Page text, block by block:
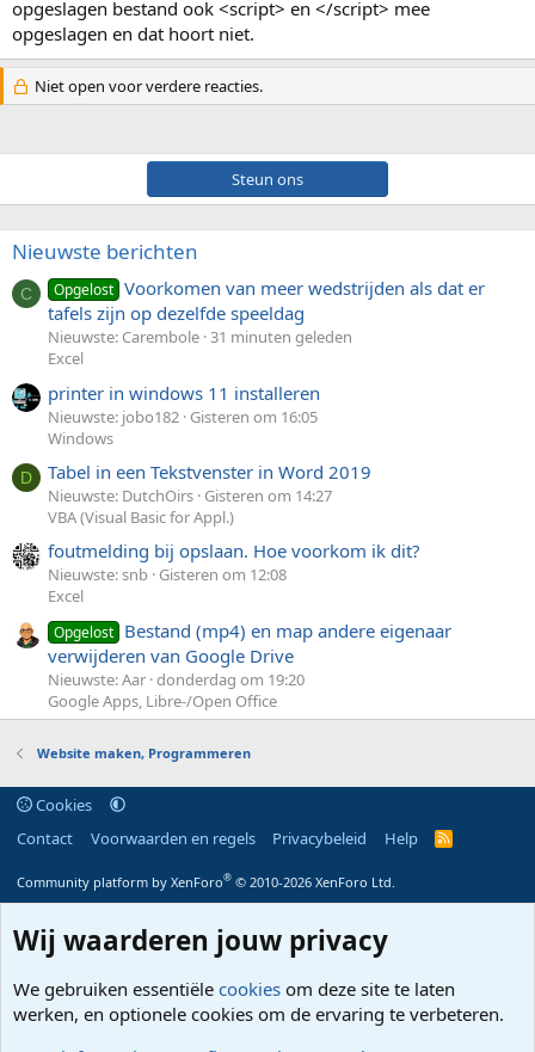
opgeslagen bestand ook <script> en </script> mee
opgeslagen en dat hoort niet.
Niet open voor verdere reacties.
Steun ons
Nieuwste berichten
C Opgelost Voorkomen van meer wedstrijden als dat er
tafels zijn op dezelfde speeldag
Nieuwste: Carembole 31 minuten geleden
Excel
printer in windows 11 installeren
Nieuwste: jobo182 Gisteren om 16:05
Windows
D Tabel in een Tekstvenster in Word 2019
Nieuwste: DutchOirs Gisteren om 14:27
VBA (Visual Basic for Appl.)
foutmelding bij opslaan. Hoe voorkom ik dit?
Nieuwste: snb Gisteren om 12:08
Excel
Opgelost Bestand (mp4) en map andere eigenaar
verwijderen van Google Drive
Nieuwste: Aar donderdag om 19:20
Google Apps, Libre-/Open Office
Website maken, Programmeren
Cookies
Contact
Voorwaarden en regels Privacybeleid Help
R
S
Community platform by XenForo® © 2010-2026 XenForo Ltd.
Wij waarderen jouw privacy
We gebruiken essentiële cookies om deze site te laten
werken, en optionele cookies om de ervaring te verbeteren.